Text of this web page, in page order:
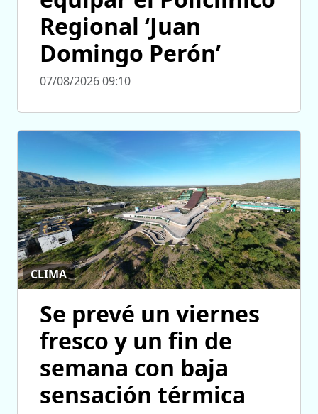
Regional ‘Juan
Domingo Perón’
07/08/2026 09:10
CLIMA
Se prevé un viernes
fresco y un fin de
semana con baja
sensación térmica